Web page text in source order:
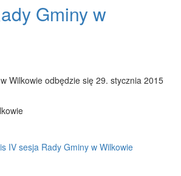
Gminy w
Wilkowie odbędzie się 29. stycznia 2015
IV sesja Rady Gminy w Wilkowie